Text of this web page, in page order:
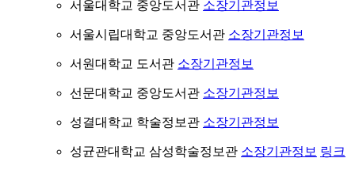
서울대학교 중앙도서관 소장기관정보
서울시립대학교 중앙도서관 소장기관정보
서원대학교 도서관 소장기관정보
선문대학교 중앙도서관 소장기관정보
성결대학교 학술정보관 소장기관정보
성균관대학교 삼성학술정보관 소장기관정보 링크